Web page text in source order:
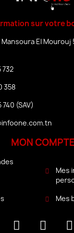
sur votre
El Mourouj
732
358
740 (SAV)
MON COMPTE
Mes
Mes